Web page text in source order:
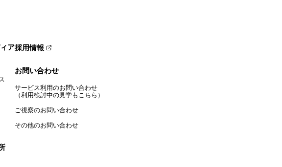
ア採用情報
お問い合わせ
サービス利用のお問い合わせ
（利用検討中の見学もこちら）
ご視察のお問い合わせ
その他のお問い合わせ